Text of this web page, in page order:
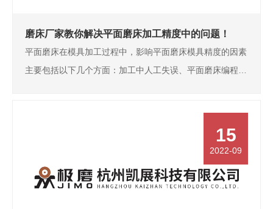
磨床厂家教你解决平面磨床加工精度中的问题！
平面磨床在模具加工过程中，影响平面磨床模具精度的因素
主要包括以下几个方面：加工中人工失误、平面磨床编程出
15
2022-09